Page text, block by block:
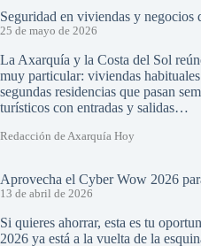
Seguridad en viviendas y negocios
25 de mayo de 2026
La Axarquía y la Costa del Sol
muy particular: viviendas
segundas residencias que pasan
turísticos con entradas y salidas…
Redacción de Axarquía Hoy
Aprovecha el Cyber Wow 2026
13 de abril de 2026
Si quieres ahorrar, esta es tu
2026 ya está a la vuelta de la